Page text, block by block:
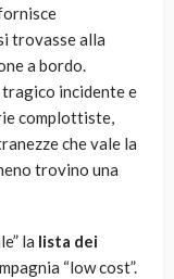
trovasse alla
a bordo.
incidente e
complottiste,
che vale la
trovino una
la lista dei
“low cost”.